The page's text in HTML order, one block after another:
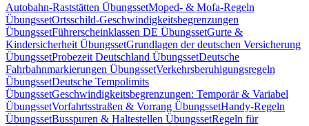
Autobahn-Raststätten ÜbungssetMoped- & Mofa-Regeln
ÜbungssetOrtsschild-Geschwindigkeitsbegrenzungen
ÜbungssetFührerscheinklassen DE ÜbungssetGurte &
Kindersicherheit ÜbungssetGrundlagen der deutschen Versicherung
ÜbungssetProbezeit Deutschland ÜbungssetDeutsche
Fahrbahnmarkierungen ÜbungssetVerkehrsberuhigungsregeln
ÜbungssetDeutsche Tempolimits
ÜbungssetGeschwindigkeitsbegrenzungen: Temporär & Variabel
ÜbungssetVorfahrtsstraßen & Vorrang ÜbungssetHandy-Regeln
ÜbungssetBusspuren & Haltestellen ÜbungssetRegeln für